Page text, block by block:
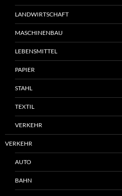
LANDWIRTSCHAFT
MASCHINENBAU
LEBENSMITTEL
PAPIER
STAHL
TEXTIL
VERKEHR
VERKEHR
AUTO
BAHN